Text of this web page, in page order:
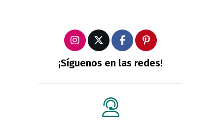
¡Síguenos en las redes!